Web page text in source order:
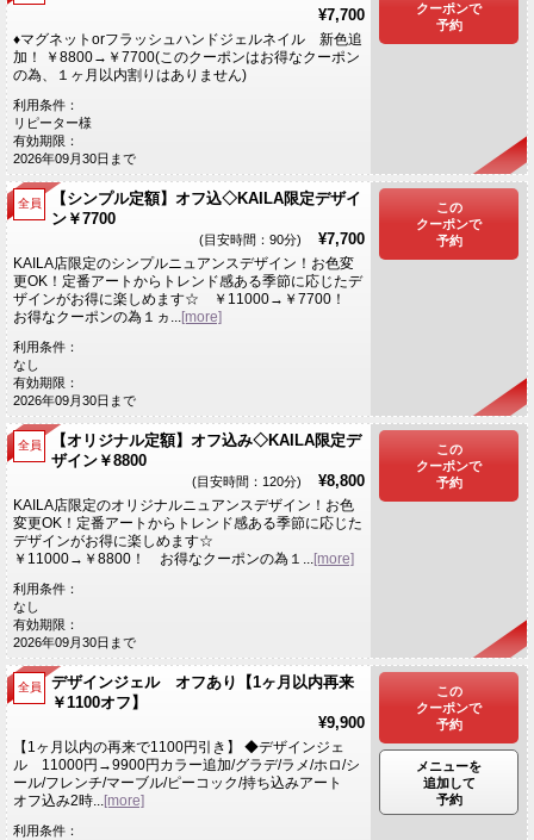
¥7,700
♦マグネットorフラッシュハンドジェルネイル 新色追
加！ ￥8800→￥7700(このクーポンはお得なクーポン
の為、１ヶ月以内割りはありません)
利用条件：
リピーター様
有効期限：
2026年09月30日まで
クーポンで
予約
全員
【シンプル定額】オフ込◇KAILA限定デザイ
ン￥7700
(目安時間：90分) ¥7,700
KAILA店限定のシンプルニュアンスデザイン！お色変
更OK！定番アートからトレンド感ある季節に応じたデ
ザインがお得に楽しめます☆ ￥11000→￥7700！
お得なクーポンの為１ヵ...[more]
利用条件：
なし
有効期限：
2026年09月30日まで
この
クーポンで
予約
全員
【オリジナル定額】オフ込み◇KAILA限定デ
ザイン￥8800
(目安時間：120分) ¥8,800
KAILA店限定のオリジナルニュアンスデザイン！お色
変更OK！定番アートからトレンド感ある季節に応じた
デザインがお得に楽しめます☆
￥11000→￥8800！ お得なクーポンの為１...[more]
利用条件：
なし
有効期限：
2026年09月30日まで
この
クーポンで
予約
全員
デザインジェル オフあり【1ヶ月以内再来
￥1100オフ】
¥9,900
【1ヶ月以内の再来で1100円引き】 ◆デザインジェ
ル 11000円→9900円カラー追加/グラデ/ラメ/ホロ/シ
ール/フレンチ/マーブル/ピーコック/持ち込みアート
オフ込み2時...[more]
利用条件：
この
クーポンで
予約
メニューを
追加して
予約